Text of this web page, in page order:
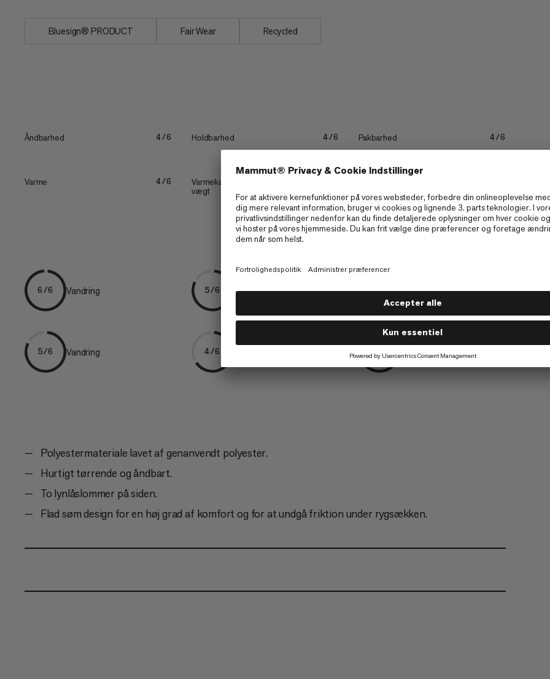
Bluesign® PRODUCT Fair Wear Recycled
Åndbarhed 4/6 Holdbarhed 4/6 Pakbarhed 4/6
Varme 4/6
Varmekapacitet i forhold til
vægt
6/6 Vandring 5/6 Løbeskiløb 5/6 Bjergbestigning
5/6 Vandring 4/6 4/6 Skiture
Polyestermateriale lavet af genanvendt polyester.
Hurtigt tørrende og åndbart.
To lynlåslommer på siden.
Flad søm design for en høj grad af komfort og for at undgå friktion under rygsækken.